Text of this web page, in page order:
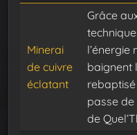
Minerai
de cuivre
éclatant
Grâce
baignent
rebaptisé
passe
de